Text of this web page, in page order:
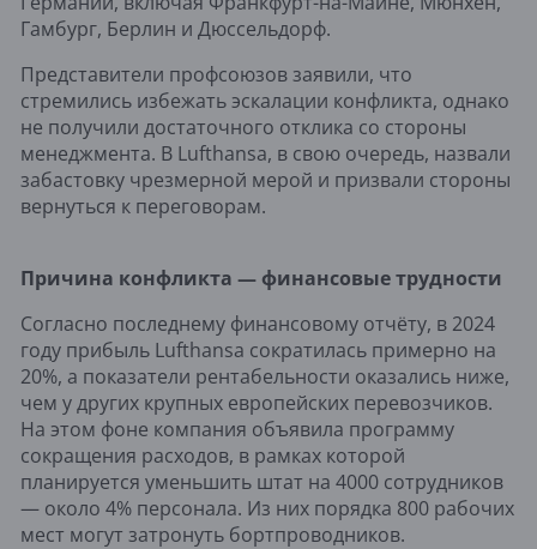
Гамбург, Берлин и Дюссельдорф.
Представители профсоюзов заявили, что
стремились избежать эскалации конфликта, однако
не получили достаточного отклика со стороны
менеджмента. В Lufthansa, в свою очередь, назвали
забастовку чрезмерной мерой и призвали стороны
вернуться к переговорам.
Причина конфликта — финансовые трудности
Согласно последнему финансовому отчёту, в 2024
году прибыль Lufthansa сократилась примерно на
20%, а показатели рентабельности оказались ниже,
чем у других крупных европейских перевозчиков.
На этом фоне компания объявила программу
сокращения расходов, в рамках которой
планируется уменьшить штат на 4000 сотрудников
— около 4% персонала. Из них порядка 800 рабочих
мест могут затронуть бортпроводников.